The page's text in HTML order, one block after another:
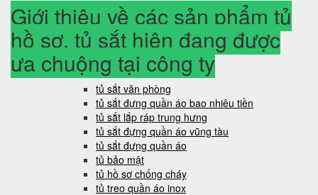
Giới thiệu về các sản phẩm tủ
hồ sơ, tủ sắt hiện đang được
ưa chuộng tại công ty
tủ sắt văn phòng
tủ sắt đựng quần áo bao nhiêu tiền
tủ sắt lắp ráp trung hưng
tủ sắt đựng quần áo vũng tàu
tủ sắt đựng quần áo
tủ bảo mật
tủ hồ sơ chống cháy
tủ treo quần áo inox